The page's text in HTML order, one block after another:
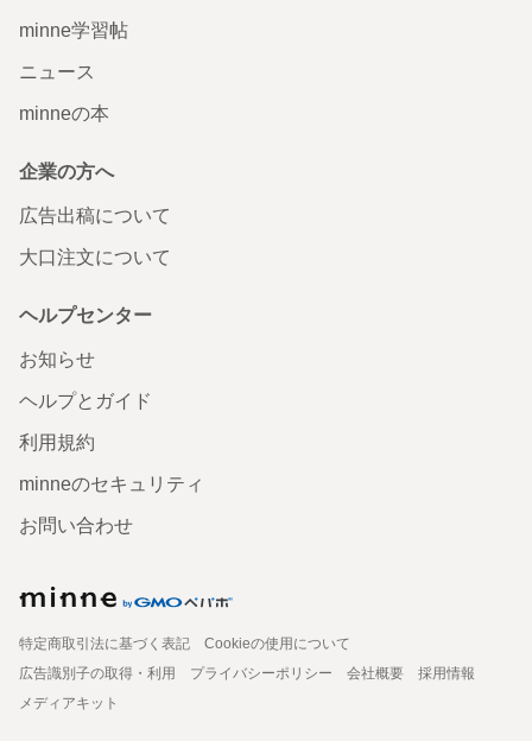
minne学習帖
ニュース
minneの本
企業の方へ
広告出稿について
大口注文について
ヘルプセンター
お知らせ
ヘルプとガイド
利用規約
minneのセキュリティ
お問い合わせ
特定商取引法に基づく表記
Cookieの使用について
広告識別子の取得・利用
プライバシーポリシー 会社概要
採用情報
メディアキット